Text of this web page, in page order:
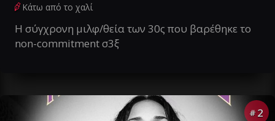
Κάτω από το χαλί
Η σύγχρονη μιλφ/θεία των 30ς που βαρέθηκε το
non-commitment σ3ξ
# 2